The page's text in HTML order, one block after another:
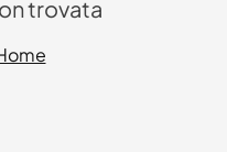
trovata